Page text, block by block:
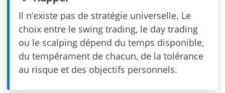
Il n’existe pas de stratégie universelle. Le
choix entre le swing trading, le day trading
ou le scalping dépend du temps disponible,
du tempérament de chacun, de la tolérance
au risque et des objectifs personnels.